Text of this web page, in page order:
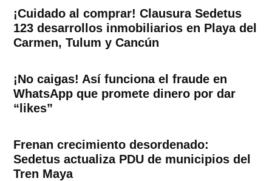
¡Cuidado al comprar! Clausura Sedetus
123 desarrollos inmobiliarios en Playa del
Carmen, Tulum y Cancún
¡No caigas! Así funciona el fraude en
WhatsApp que promete dinero por dar
“likes”
Frenan crecimiento desordenado:
Sedetus actualiza PDU de municipios del
Tren Maya